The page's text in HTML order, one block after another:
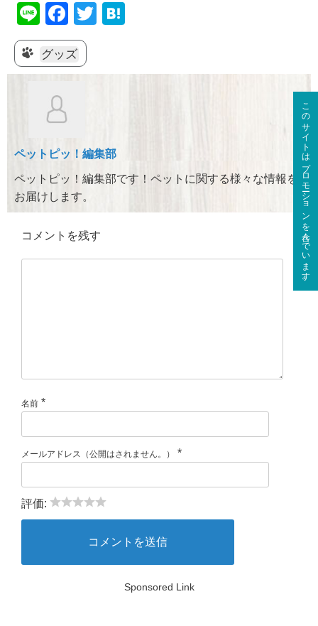
Li
n
e
F
a
c
e
o
k
T
er
n
グッズ
ペットピッ！編集部
ペットピッ！編集部です！ペットに関する様々な情報を
お届けします。
コメントを残す
名前 *
メールアドレス（公開はされません。） *
評価:
Sponsored Link
このサイトはプロモーションを含んでいます。